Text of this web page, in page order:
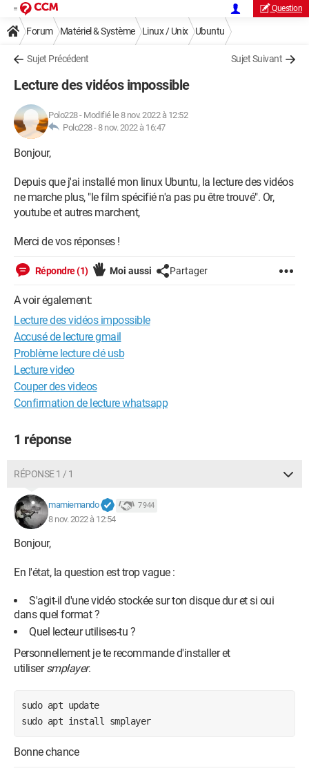
Question
Forum Matériel & Système Linux / Unix Ubuntu
Sujet Précédent Sujet Suivant
Lecture des vidéos impossible
Polo228- Modifié le 8 nov. 2022 à 12:52
Polo228 -8 nov. 2022 à 16:47
Bonjour,
Depuis que j'ai installé mon linux Ubuntu, la lecture des vidéos
ne marche plus, "le film spécifié n'a pas pu être trouvé". Or,
youtube et autres marchent,
Merci de vos réponses !
Répondre (1) Moi aussi Partager
A voir également:
Lecture des vidéos impossible
Accusé de lecture gmail
Problème lecture clé usb
Lecture video
Couper des videos
Confirmation de lecture whatsapp
1 réponse
RÉPONSE 1 / 1
mamiemando 7 944
8 nov. 2022 à 12:54
Bonjour,
En l'état, la question est trop vague :
S'agit-il d'une vidéo stockée sur ton disque dur et si oui
dans quel format ?
Quel lecteur utilises-tu ?
Personnellement je te recommande d'installer et
utilisersmplayer.
sudo apt update
sudo apt install smplayer
Bonne chance